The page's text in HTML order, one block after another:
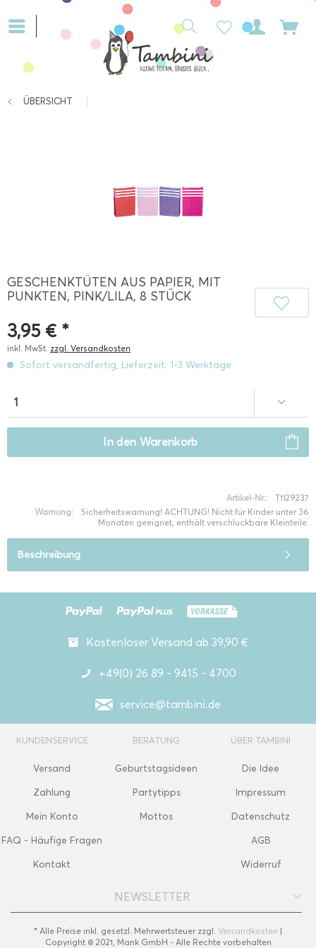
ÜBERSICHT
GESCHENKTÜTEN AUS PAPIER, MIT
PUNKTEN, PINK/LILA, 8 STÜCK
3,95 € *
inkl. MwSt. zzgl. Versandkosten
Sofort versandfertig, Lieferzeit: 1-3 Werktage
In den Warenkorb
Artikel-Nr.:
T1129237
Warnung:
Sicherheitswarnung! ACHTUNG! Nicht für Kinder unter 36
Monaten geeignet, enthält verschluckbare Kleinteile.
Beschreibung
Kostenloser Versand ab 39,90 €
+49(0) 26 89 - 9415 - 4700
service@tambini.de
KUNDENSERVICE
Versand
Zahlung
Mein Konto
FAQ - Häufige Fragen
Kontakt
BERATUNG
Geburtstagsideen
Partytipps
Mottos
ÜBER TAMBINI
Die Idee
Impressum
Datenschutz
AGB
Widerruf
NEWSLETTER
* Alle Preise inkl. gesetzl. Mehrwertsteuer zzgl. Versandkosten |
Copyright © 2021, Mank GmbH - Alle Rechte vorbehalten